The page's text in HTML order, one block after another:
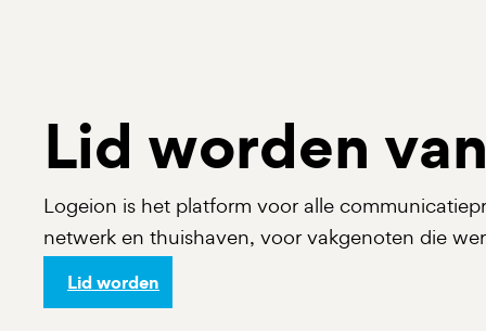
Lid worden
Logeion is het platform voor alle
netwerk en thuishaven, voor vakgenoten die
Lid worden